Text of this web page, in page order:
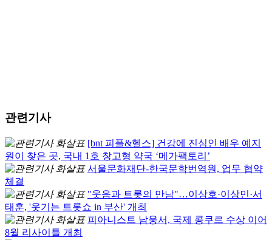
관련기사
[bnt 피플&헬스] 건강에 진심인 배우 예지
원이 찾은 곳, 국내 1호 창고형 약국 ‘메가팩토리’
서울문화재단-한국문학번역원, 업무 협약
체결
"웃음과 트롯의 만남"…이상호·이상민·서
태훈, '웃기는 트롯쇼 in 부산' 개최
피아니스트 남웅서, 국제 콩쿠르 수상 이어
8월 리사이틀 개최